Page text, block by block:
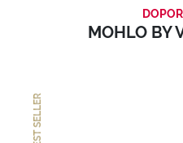
MOHLO BY
BEST SELLER